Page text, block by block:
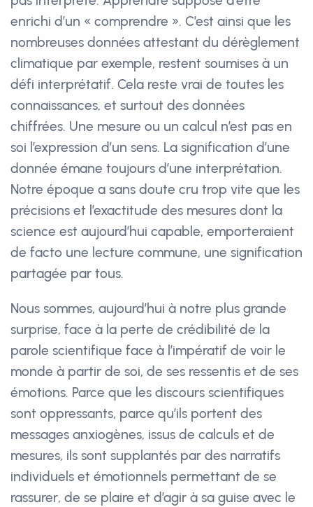
enrichi d’un « comprendre ». C’est ainsi que les
nombreuses données attestant du dérèglement
climatique par exemple, restent soumises à un
défi interprétatif. Cela reste vrai de toutes les
connaissances, et surtout des données
chiffrées. Une mesure ou un calcul n’est pas en
soi l’expression d’un sens. La signification d’une
donnée émane toujours d’une interprétation.
Notre époque a sans doute cru trop vite que les
précisions et l’exactitude des mesures dont la
science est aujourd’hui capable, emporteraient
de facto une lecture commune, une signification
partagée par tous.
Nous sommes, aujourd’hui à notre plus grande
surprise, face à la perte de crédibilité de la
parole scientifique face à l’impératif de voir le
monde à partir de soi, de ses ressentis et de ses
émotions. Parce que les discours scientifiques
sont oppressants, parce qu’ils portent des
messages anxiogènes, issus de calculs et de
mesures, ils sont supplantés par des narratifs
individuels et émotionnels permettant de se
rassurer, de se plaire et d’agir à sa guise avec le